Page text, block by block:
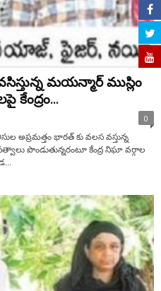
మయన్మార్ ముస్లిం
కేంద్రం...
0
భారత్ కు వలస వస్తున్న
పొండుతున్నరంటూ కేంద్ర నిఘా వర్గాల